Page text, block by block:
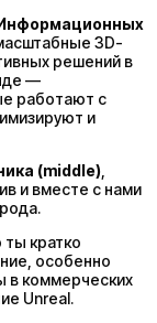
3D-
решений в
—
работают с
и
(middle)
и вместе с нами
кратко
особенно
в коммерческих
Unreal.